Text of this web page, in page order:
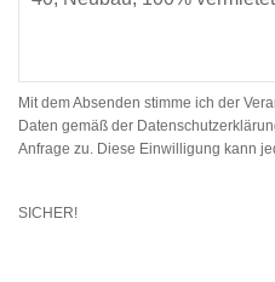
Mit dem Absenden stimme ich der
Daten gemäß der
Anfrage zu. Diese Einwilligung kann
SICHER!